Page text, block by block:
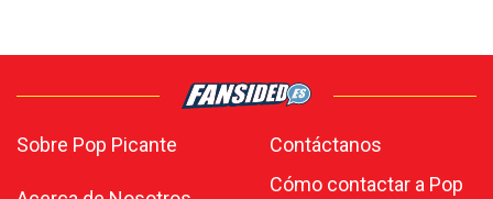
Sobre Pop Picante Contáctanos
Cómo contactar a Pop